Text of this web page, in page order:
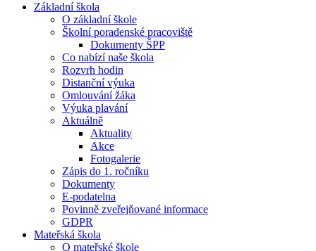
Základní škola
O základní škole
Školní poradenské pracoviště
Dokumenty ŠPP
Co nabízí naše škola
Rozvrh hodin
Distanční výuka
Omlouvání žáka
Výuka plavání
Aktuálně
Aktuality
Akce
Fotogalerie
Zápis do 1. ročníku
Dokumenty
E-podatelna
Povinně zveřejňované informace
GDPR
Mateřská škola
O mateřské škole